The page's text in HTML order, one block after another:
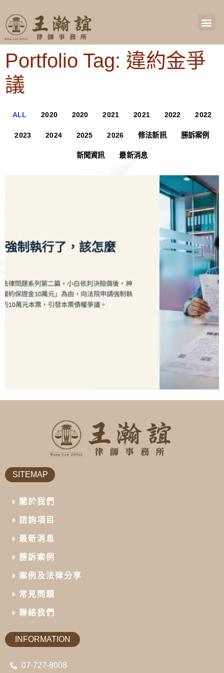
Portfolio Tag: 違約金爭
議
ALL 2020 2020 2021 2021 2022 2022
2023 2024 2025 2026 修法新訊 勝訴案例
新聞資訊 最新消息
SITEMAP
關於我們
諮詢項目
最新消息
勝訴案例
案例及法律分享
常見問題
聯絡我們
INFORMATION
07-727-8008